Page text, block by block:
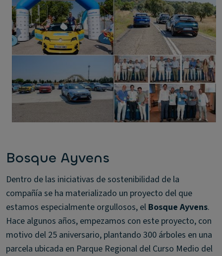
Bosque Ayvens
Dentro de las iniciativas de sostenibilidad de la
compañía se ha materializado un proyecto del que
estamos especialmente orgullosos, el Bosque Ayvens.
Hace algunos años, empezamos con este proyecto, con
motivo del 25 aniversario, plantando 300 árboles en una
parcela ubicada en Parque Regional del Curso Medio del